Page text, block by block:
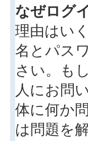
なぜログ
理由はい
名とパス
さい。も
人にお問
体に何か
は問題を